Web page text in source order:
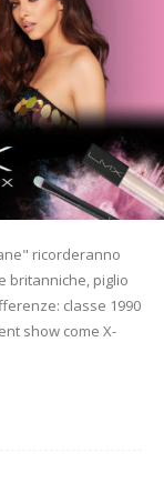
ricorderanno
britanniche, piglio
classe 1990
show come X-